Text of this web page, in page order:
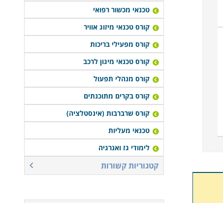
טכנאי מכשור רפואי
קורס טכנאי מיזוג אוויר
קורס מפעילי בריכות
קורס טכנאי מיגון לרכב
קורס מנהלי תפעול
קורס בקרים מתוכנתים
קורס שרברבות (אינסטלציה)
טכנאי מעליות
לימודי גז ואנרגיה
קטגוריות קשורות